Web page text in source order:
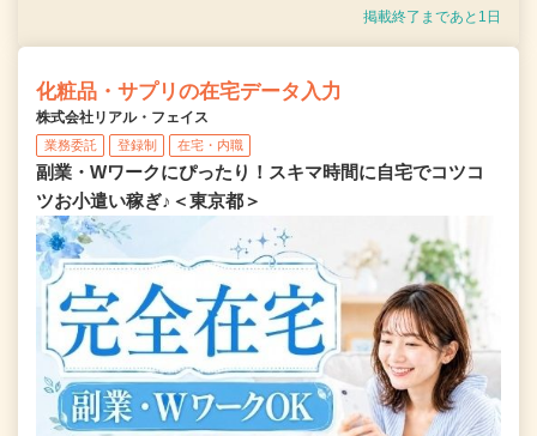
掲載終了まであと1日
化粧品・サプリの在宅データ入力
株式会社リアル・フェイス
業務委託 登録制 在宅・内職
副業・Wワークにぴったり！スキマ時間に自宅でコツコ
ツお小遣い稼ぎ♪＜東京都＞